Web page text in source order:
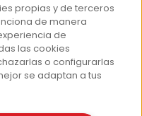
Consumer
propias y de terceros
de manera
de
las cookies
o configurarlas
se adaptan a tus